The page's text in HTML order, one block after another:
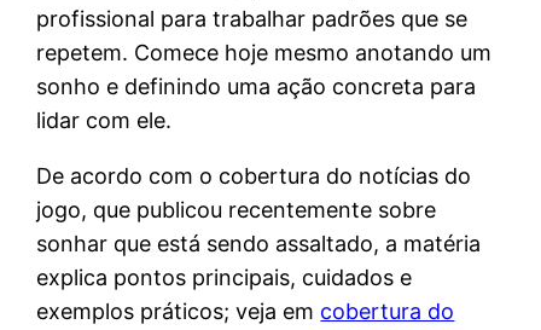
profissional para trabalhar padrões que se
repetem. Comece hoje mesmo anotando um
sonho e definindo uma ação concreta para
lidar com ele.
De acordo com o cobertura do notícias do
jogo, que publicou recentemente sobre
sonhar que está sendo assaltado, a matéria
explica pontos principais, cuidados e
exemplos práticos; veja em cobertura do